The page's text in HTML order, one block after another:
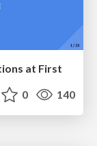
at First
0 140